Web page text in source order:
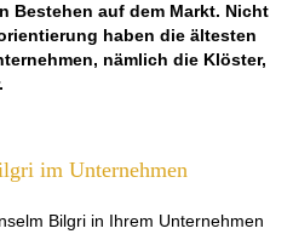
Bestehen auf dem Markt. Nicht
haben die ältesten
nämlich die Klöster,
im Unternehmen
Bilgri in Ihrem Unternehmen